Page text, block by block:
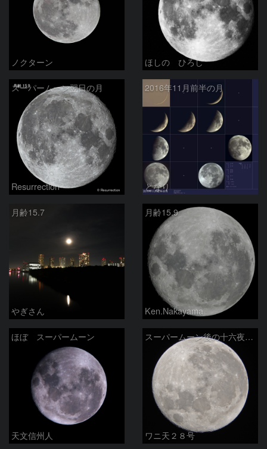
ノクターン ほしの ひろし
スーパームーン翌日の月
Resurrection
2016年11月前半の月
となり
月齢15.7
やぎさん
月齢15.9
Ken.Nakayama
ほぼ スーパームーン
天文信州人
スーパームーン後の十六夜（いざよい）
ワニ天２８号